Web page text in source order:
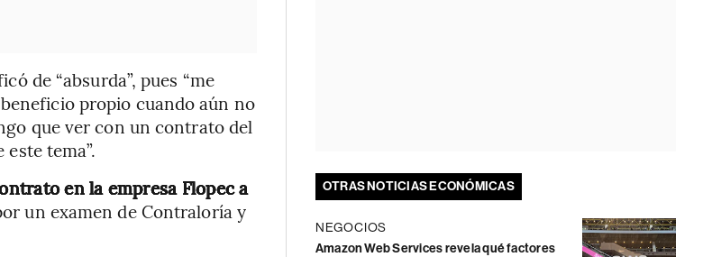
de “absurda”, pues “me
propio cuando aún no
que ver con un contrato del
tema”.
en la empresa Flopec a
un examen de Contraloría y
OTRAS NOTICIAS ECONÓMICAS
NEGOCIOS
Amazon Web Services revela qué factores